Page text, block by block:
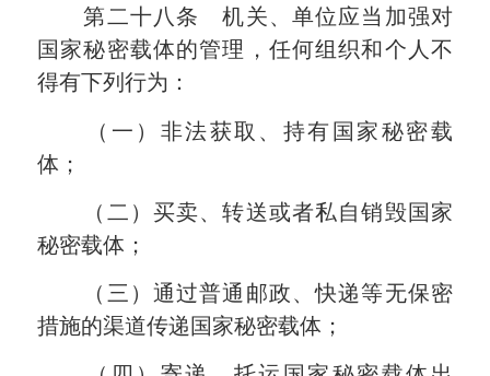
第二十八条 机关、单位应当加强对
国家秘密载体的管理，任何组织和个人不
得有下列行为：
（一）非法获取、持有国家秘密载
体；
（二）买卖、转送或者私自销毁国家
秘密载体；
（三）通过普通邮政、快递等无保密
措施的渠道传递国家秘密载体；